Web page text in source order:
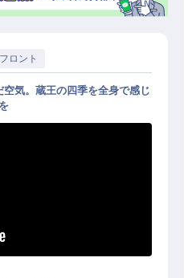
フロント
／賄いあり
気。蔵王の四季を全身で感じ